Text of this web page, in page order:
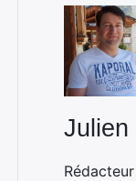
Julien